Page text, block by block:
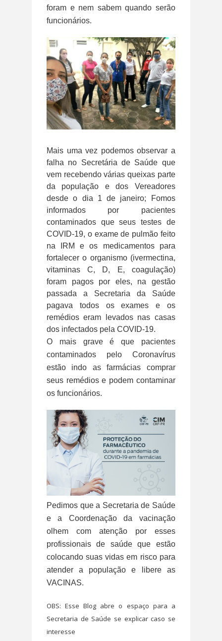
foram e nem sabem quando serão
funcionários.
Mais uma vez podemos observar a
falha no Secretária de Saúde que
vem recebendo várias queixas parte
da população e dos Vereadores
desde o dia 1 de janeiro; Fomos
informados por pacientes
contaminados que seus testes de
COVID-19, o exame de pulmão feito
na IRM e os medicamentos para
fortalecer o organismo (ivermectina,
vitaminas C, D, E, coagulação)
foram pagos por eles, na gestão
passada a Secretaria da Saúde
pagava todos os exames e os
remédios eram levados nas casas
dos infectados pela COVID-19.
O mais grave é que pacientes
contaminados pelo Coronavírus
estão indo as farmácias comprar
seus remédios e podem contaminar
os funcionários.
Pedimos que a Secretaria de Saúde
e a Coordenação da vacinação
olhem com atenção por esses
profissionais de saúde que estão
colocando suas vidas em risco para
atender a população e libere as
VACINAS.
OBS: Esse Blog abre o espaço para a
Secretaria de Saúde se explicar caso se
interesse